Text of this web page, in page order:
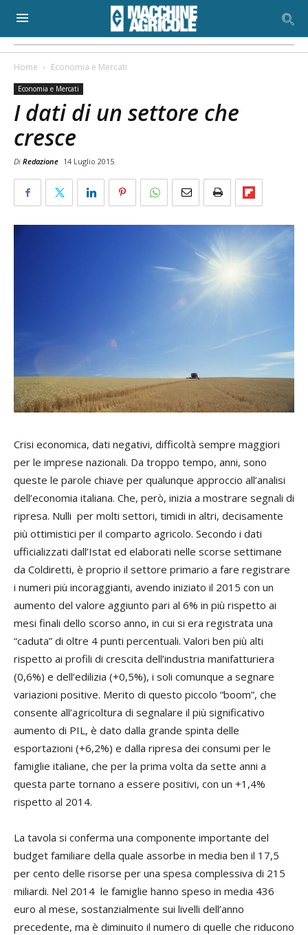
Home Economia e Mercati
Economia e Mercati
I dati di un settore che
cresce
Di Redazione 14 Luglio 2015
Crisi economica, dati negativi, difficoltà sempre maggiori
per le imprese nazionali. Da troppo tempo, anni, sono
queste le parole chiave per qualunque approccio all’analisi
dell’economia italiana. Che, però, inizia a mostrare segnali di
ripresa. Nulli per molti settori, timidi in altri, decisamente
più ottimistici per il comparto agricolo. Secondo i dati
ufficializzati dall’Istat ed elaborati nelle scorse settimane
da Coldiretti, è proprio il settore primario a fare registrare
i numeri più incoraggianti, avendo iniziato il 2015 con un
aumento del valore aggiunto pari al 6% in più rispetto ai
mesi finali dello scorso anno, in cui si era registrata una
“caduta” di oltre 4 punti percentuali. Valori ben più alti
rispetto ai profili di crescita dell’industria manifatturiera
(0,6%) e dell’edilizia (+0,5%), i soli comunque a segnare
variazioni positive. Merito di questo piccolo “boom”, che
consente all’agricoltura di segnalare il più significativo
aumento di PIL, è dato dalla grande spinta delle
esportazioni (+6,2%) e dalla ripresa dei consumi per le
famiglie italiane, che per la prima volta da sette anni a
questa parte tornano a essere positivi, con un +1,4%
rispetto al 2014.
La tavola si conferma una componente importante del
budget familiare della quale assorbe in media ben il 17,5
per cento delle risorse per una spesa complessiva di 215
miliardi. Nel 2014 le famiglie hanno speso in media 436
euro al mese, sostanzialmente sui livelli dell’anno
precedente, ma è diminuito il numero di quelle che riducono